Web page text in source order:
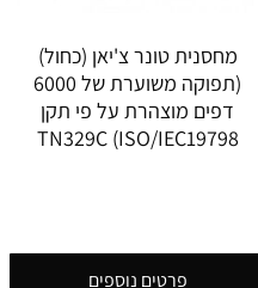
מחסנית טונר צ'יאן (כחול)
(תפוקה משוערת של 6000
דפים מוצהרת על פי תקן
ISO/IEC19798) TN329C
פרטים נוספים